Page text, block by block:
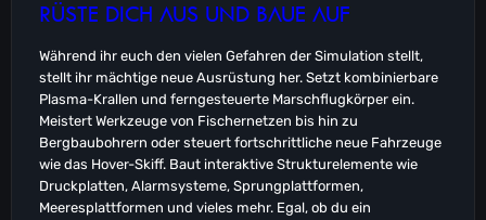
RÜSTE DICH AUS UND BAUE AUF
Während ihr euch den vielen Gefahren der Simulation stellt,
stellt ihr mächtige neue Ausrüstung her. Setzt kombinierbare
Plasma-Krallen und ferngesteuerte Marschflugkörper ein.
Meistert Werkzeuge von Fischernetzen bis hin zu
Bergbaubohrern oder steuert fortschrittliche neue Fahrzeuge
wie das Hover-Skiff. Baut interaktive Strukturelemente wie
Druckplatten, Alarmsysteme, Sprungplattformen,
Meeresplattformen und vieles mehr. Egal, ob du ein